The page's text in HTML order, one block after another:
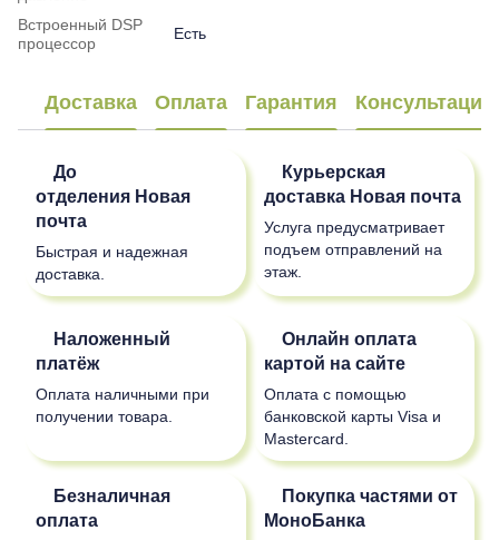
Встроенный DSP
процессор
Есть
Доставка Оплата Гарантия Консультация
До
отделения Новая
почта
Быстрая и надежная
доставка.
Курьерская
доставка Новая почта
Услуга предусматривает
подъем отправлений на
этаж.
Наложенный
платёж
Оплата наличными при
получении товара.
Онлайн оплата
картой на сайте
Оплата с помощью
банковской карты Visa и
Mastercard.
Безналичная
оплата
Покупка частями от
МоноБанка